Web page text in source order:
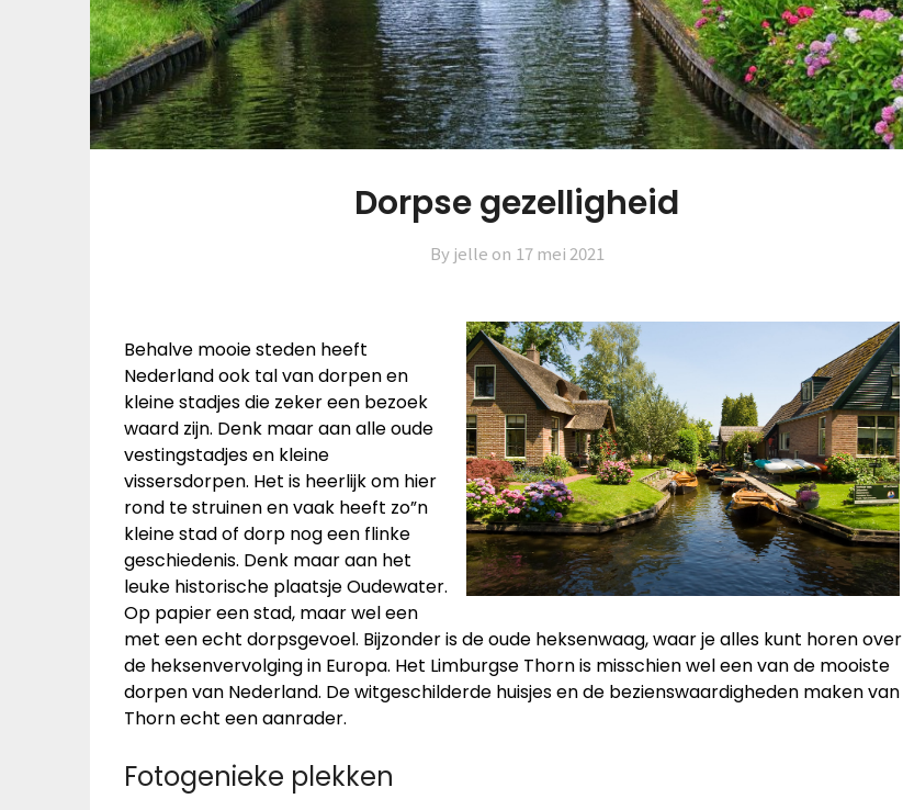
Dorpse gezelligheid
By jelle on 17 mei 2021
Behalve mooie steden heeft
Nederland ook tal van dorpen en
kleine stadjes die zeker een bezoek
waard zijn. Denk maar aan alle oude
vestingstadjes en kleine
vissersdorpen. Het is heerlijk om hier
rond te struinen en vaak heeft zo”n
kleine stad of dorp nog een flinke
geschiedenis. Denk maar aan het
leuke historische plaatsje Oudewater.
Op papier een stad, maar wel een
met een echt dorpsgevoel. Bijzonder is de oude heksenwaag, waar je alles kunt horen over
de heksenvervolging in Europa. Het Limburgse Thorn is misschien wel een van de mooiste
dorpen van Nederland. De witgeschilderde huisjes en de bezienswaardigheden maken van
Thorn echt een aanrader.
Fotogenieke plekken